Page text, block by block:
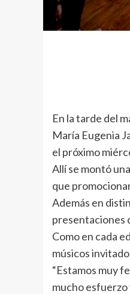
En la tarde del
María Eugenia
el próximo
Allí se montó
que
Además en
presentaciones
Como en cada
músicos
“Estamos muy
mucho esfuerzo